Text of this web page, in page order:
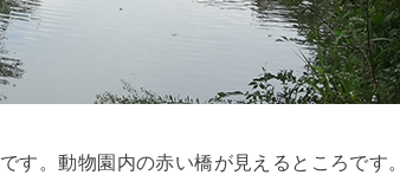
です。動物園内の赤い橋が見えるところです。